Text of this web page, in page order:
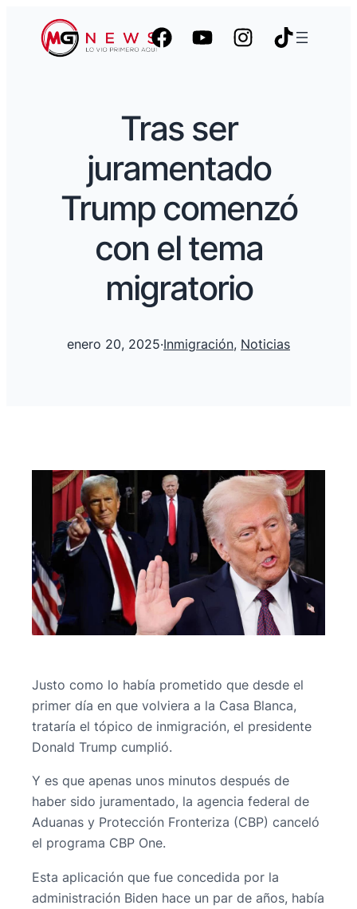
Tras ser
juramentado
Trump comenzó
con el tema
migratorio
enero 20, 2025·Inmigración, Noticias
Justo como lo había prometido que desde el
primer día en que volviera a la Casa Blanca,
trataría el tópico de inmigración, el presidente
Donald Trump cumplió.
Y es que apenas unos minutos después de
haber sido juramentado, la agencia federal de
Aduanas y Protección Fronteriza (CBP) canceló
el programa CBP One.
Esta aplicación que fue concedida por la
administración Biden hace un par de años, había